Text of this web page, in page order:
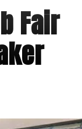
Fair